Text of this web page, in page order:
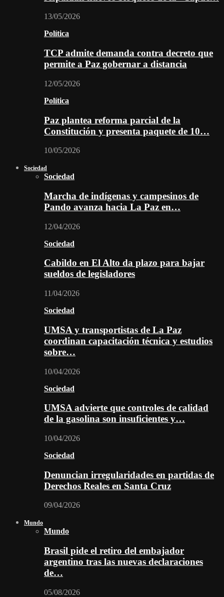
13/05/2026
Política
TCP admite demanda contra decreto que
permite a Paz gobernar a distancia
12/05/2026
Política
Paz plantea reforma parcial de la
Constitución y presenta paquete de 10…
10/05/2026
Sociedad
Sociedad
Marcha de indígenas y campesinos de
Pando avanza hacia La Paz en…
12/04/2026
Sociedad
Cabildo en El Alto da plazo para bajar
sueldos de legisladores
11/04/2026
Sociedad
UMSA y transportistas de La Paz
coordinan capacitación técnica y estudios
sobre…
10/04/2026
Sociedad
UMSA advierte que controles de calidad
de la gasolina son insuficientes y…
10/04/2026
Sociedad
Denuncian irregularidades en partidas de
Derechos Reales en Santa Cruz
09/04/2026
Mundo
Mundo
Brasil pide el retiro del embajador
argentino tras las nuevas declaraciones
de…
05/08/2026